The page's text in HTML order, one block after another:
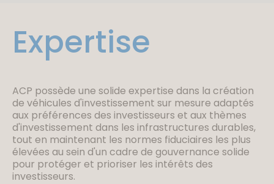
Expertise
ACP possède une solide expertise dans la création
de véhicules d'investissement sur mesure adaptés
aux préférences des investisseurs et aux thèmes
d'investissement dans les infrastructures durables,
tout en maintenant les normes fiduciaires les plus
élevées au sein d'un cadre de gouvernance solide
pour protéger et prioriser les intérêts des
investisseurs.